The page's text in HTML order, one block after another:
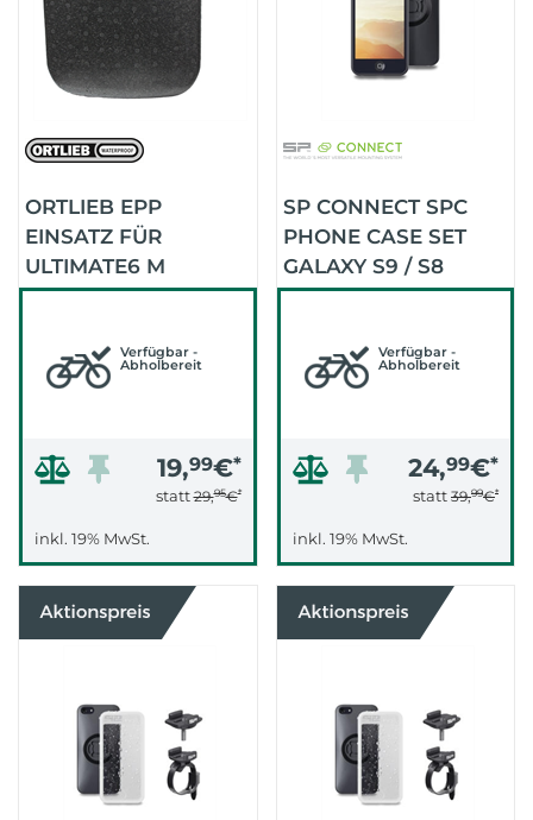
ORTLIEB EPP
EINSATZ FÜR
ULTIMATE6 M
(SCHWARZ)
Verfügbar -
Abholbereit
19,99€*
statt29,95€*
inkl. 19% MwSt.
SP CONNECT SPC
PHONE CASE SET
GALAXY S9 / S8
Verfügbar -
Abholbereit
24,99€*
statt 39,99€*
inkl. 19% MwSt.